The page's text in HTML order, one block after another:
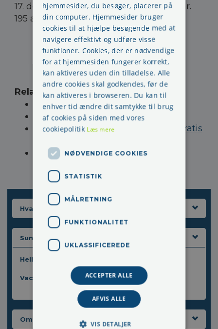
17. december 1997 og bekendtgørelse nr.
195 af 20. marts 2000.
Relaterede sider
Helbredsundersøgelse
Sundhedsundersøgelse
Hver anden virksomhed tilbyder gratis
Sundhedsstyrelsen afbefaler -
Hvad kan du gøre
Sundhedsfremme
Helbredsundersøgelse
Vaccinationer
Om sygdom og levealder
hjemmesider, du besøger, placerer på
din computer. Hjemmesider bruger
cookies til at hjælpe besøgende med at
navigere effektivt og udføre visse
funktioner. Cookies, der er nødvendige
for at hjemmesiden fungerer korrekt,
kan aktiveres uden din tilladelse. Alle
andre cookies skal godkendes, før de
kan aktiveres i browseren. Du kan til
enhver tid ændre dit samtykke til brug
af cookies på siden med vores
cookiepolitik Læs mere
NØDVENDIGE COOKIES
STATISTIK
MÅLRETNING
FUNKTIONALITET
UKLASSIFICEREDE
ACCEPTER ALLE
AFVIS ALLE
VIS DETALJER